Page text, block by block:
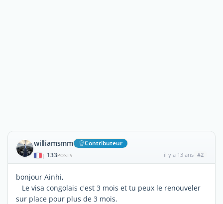
williamsmm Contributeur
| 133POSTS il y a 13 ans #2
bonjour Ainhi,
Le visa congolais c'est 3 mois et tu peux le renouveler
sur place pour plus de 3 mois.